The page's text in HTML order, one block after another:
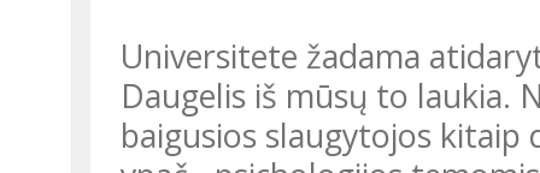
Universitete žadama
Daugelis iš mūsų to laukia.
baigusios slaugytojos kitaip